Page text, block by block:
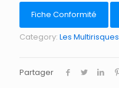
Fiche Conformité
Category: Les Multirisques
Partager